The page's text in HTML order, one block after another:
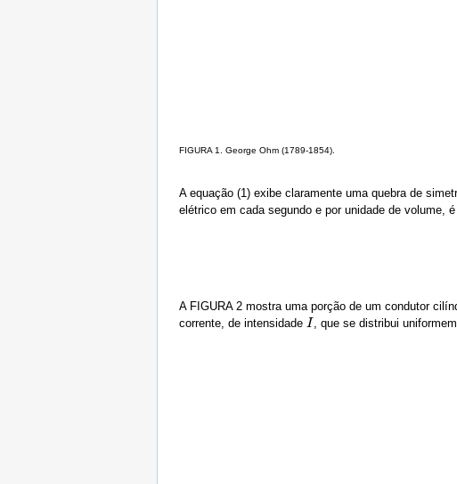
FIGURA 1. George Ohm (1789-1854).
A equação (1) exibe claramente uma quebra de
elétrico em cada segundo e por unidade de volume,
A FIGURA 2 mostra uma porção de um condutor
corrente, de intensidade I
I , que se distribui